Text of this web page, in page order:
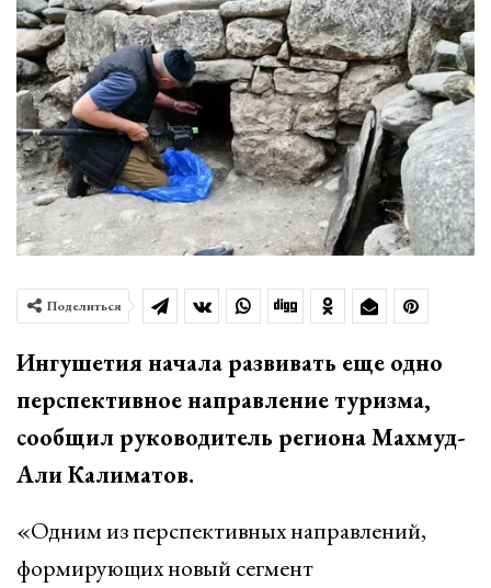
Поделиться
Ингушетия начала развивать еще одно
перспективное направление туризма,
сообщил руководитель региона Махмуд-
Али Калиматов.
«Одним из перспективных направлений,
формирующих новый сегмент